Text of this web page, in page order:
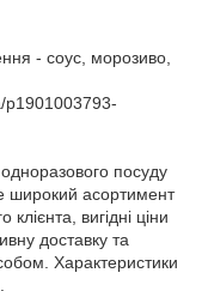
- соус, морозиво,
p1901003793-
посуду
широкий асортимент
клієнта, вигідні ціни
доставку та
Характеристики